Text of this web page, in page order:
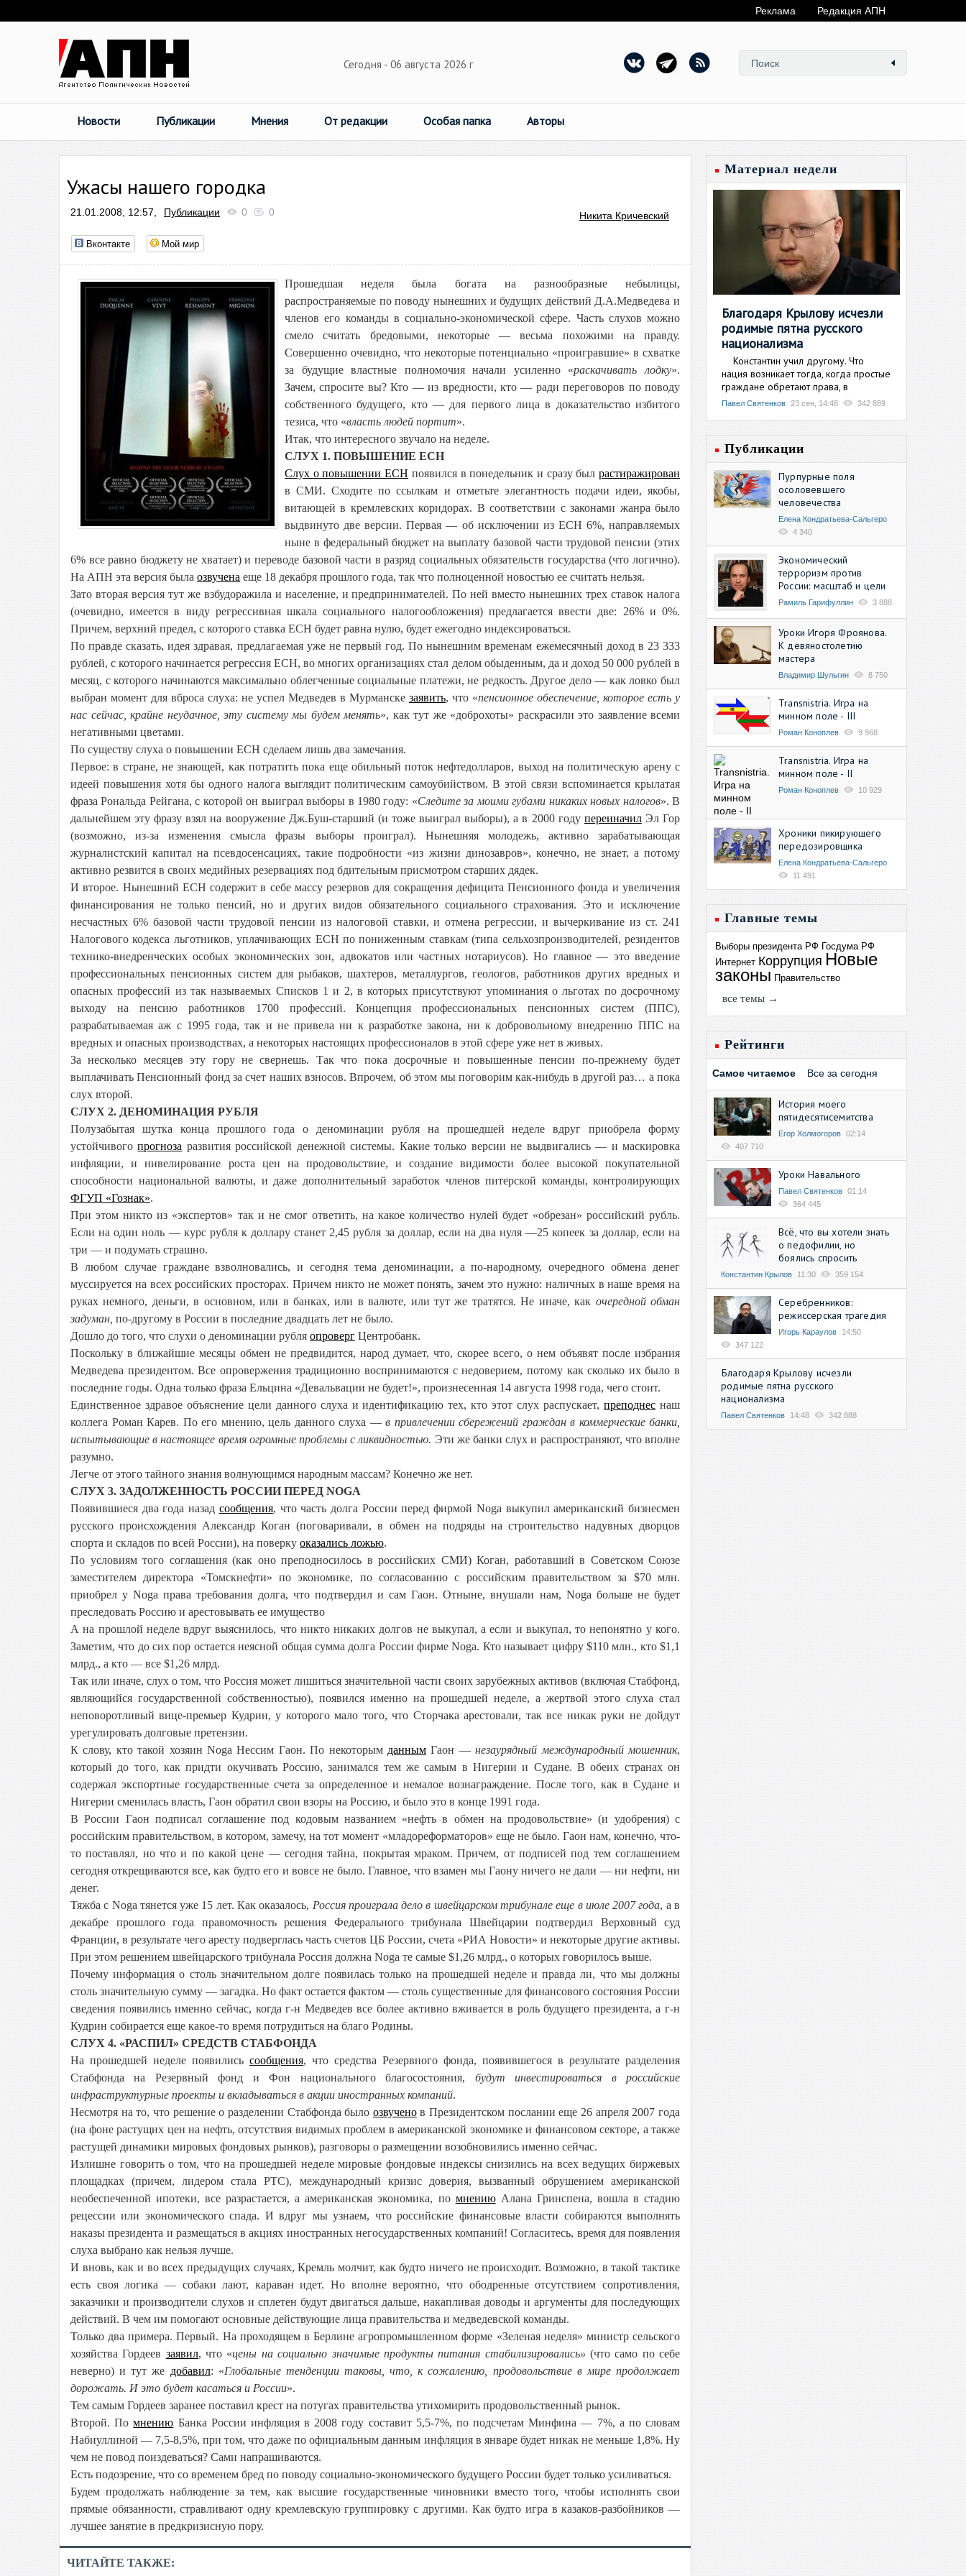
Реклама Редакция АПН
Сегодня - 06 августа 2026 г
Новости Публикации Мнения От редакции Особая папка Авторы
Ужасы нашего городка
21.01.2008, 12:57, Публикации 0 0 Никита Кричевский
Вконтакте Мой мир
Прошедшая неделя была богата на разнообразные небылицы,
распространяемые по поводу нынешних и будущих действий Д.А.Медведева и
членов его команды в социально-экономической сфере. Часть слухов можно
смело считать бредовыми, некоторые — весьма похожими на правду.
Совершенно очевидно, что некоторые потенциально «проигравшие» в схватке
за будущие властные полномочия начали усиленно «раскачивать лодку».
Зачем, спросите вы? Кто — из вредности, кто — ради переговоров по поводу
собственного будущего, кто — для первого лица в доказательство избитого
тезиса, что «власть людей портит».
Итак, что интересного звучало на неделе.
СЛУХ 1. ПОВЫШЕНИЕ ЕСН
Слух о повышении ЕСН появился в понедельник и сразу былрастиражирован
в СМИ. Сходите по ссылкам и отметьте элегантность подачи идеи, якобы,
витающей в кремлевских коридорах. В соответствии с законами жанра было
выдвинуто две версии. Первая — об исключении из ЕСН 6%, направляемых
ныне в федеральный бюджет на выплату базовой части трудовой пенсии (этих
6% все равно бюджету не хватает) и переводе базовой части в разряд социальных обязательств государства (что логично).
На АПН эта версия была озвучена еще 18 декабря прошлого года, так что полноценной новостью ее считать нельзя.
Зато вторая версия тут же взбудоражила и население, и предпринимателей. По ней вместо нынешних трех ставок налога
(очевидно, имеется в виду регрессивная шкала социального налогообложения) предлагается ввести две: 26% и 0%.
Причем, верхний предел, с которого ставка ЕСН будет равна нулю, будет ежегодно индексироваться.
По правде сказать, идея здравая, предлагаемая уже не первый год. По нынешним временам ежемесячный доход в 23 333
рублей, с которого начинается регрессия ЕСН, во многих организациях стал делом обыденным, да и доход 50 000 рублей в
месяц, с которого начинаются максимально облегченные социальные платежи, не редкость. Другое дело — как ловко был
выбран момент для вброса слуха: не успел Медведев в Мурманске заявить, что «пенсионное обеспечение, которое есть у
нас сейчас, крайне неудачное, эту систему мы будем менять», как тут же «доброхоты» раскрасили это заявление всеми
негативными цветами.
По существу слуха о повышении ЕСН сделаем лишь два замечания.
Первое: в стране, не знающей, как потратить пока еще обильный поток нефтедолларов, выход на политическую арену с
идеей повышения хотя бы одного налога выглядит политическим самоубийством. В этой связи вспоминается крылатая
фраза Рональда Рейгана, с которой он выиграл выборы в 1980 году: «Следите за моими губами никаких новых налогов». В
дальнейшем эту фразу взял на вооружение Дж.Буш-старший (и тоже выиграл выборы), а в 2000 году переиначилЭл Гор
(возможно, из-за изменения смысла фразы выборы проиграл). Нынешняя молодежь, активно зарабатывающая
журналистский капитал на псевдосенсациях, такие подробности «из жизни динозавров», конечно, не знает, а потому
активно резвится в своих медийных резервациях под бдительным присмотром старших дядек.
И второе. Нынешний ЕСН содержит в себе массу резервов для сокращения дефицита Пенсионного фонда и увеличения
финансирования не только пенсий, но и других видов обязательного социального страхования. Это и исключение
несчастных 6% базовой части трудовой пенсии из налоговой ставки, и отмена регрессии, и вычеркивание из ст. 241
Налогового кодекса льготников, уплачивающих ЕСН по пониженным ставкам (типа сельхозпроизводителей, резидентов
технико-внедренческих особых экономических зон, адвокатов или частных нотариусов). Но главное — это введение
профессиональных пенсионных систем для рыбаков, шахтеров, металлургов, геологов, работников других вредных и
опасных профессий из так называемых Списков 1 и 2, в которых присутствуют упоминания о льготах по досрочному
выходу на пенсию работников 1700 профессий. Концепция профессиональных пенсионных систем (ППС),
разрабатываемая аж с 1995 года, так и не привела ни к разработке закона, ни к добровольному внедрению ППС на
вредных и опасных производствах, а некоторых настоящих профессионалов в этой сфере уже нет в живых.
За несколько месяцев эту гору не свернешь. Так что пока досрочные и повышенные пенсии по-прежнему будет
выплачивать Пенсионный фонд за счет наших взносов. Впрочем, об этом мы поговорим как-нибудь в другой раз… а пока
слух второй.
СЛУХ 2. ДЕНОМИНАЦИЯ РУБЛЯ
Полузабытая шутка конца прошлого года о деноминации рубля на прошедшей неделе вдруг приобрела форму
устойчивогопрогноза развития российской денежной системы. Какие только версии не выдвигались — и маскировка
инфляции, и нивелирование роста цен на продовольствие, и создание видимости более высокой покупательной
способности национальной валюты, и даже дополнительный заработок членов питерской команды, контролирующих
ФГУП «Гознак».
При этом никто из «экспертов» так и не смог ответить, на какое количество нулей будет «обрезан» российский рубль.
Если на один ноль — курс рубля к доллару станет 2,45 рубля за доллар, если на два нуля —25 копеек за доллар, если на
три — и подумать страшно.
В любом случае граждане взволновались, и сегодня тема деноминации, а по-народному, очередного обмена денег
муссируется на всех российских просторах. Причем никто не может понять, зачем это нужно: наличных в наше время на
руках немного, деньги, в основном, или в банках, или в валюте, или тут же тратятся. Не иначе, как очередной обман
задуман, по-другому в России в последние двадцать лет не было.
Дошло до того, что слухи о деноминации рубля опроверг Центробанк.
Поскольку в ближайшие месяцы обмен не предвидится, народ думает, что, скорее всего, о нем объявят после избрания
Медведева президентом. Все опровержения традиционно воспринимаются с недоверием, потому как сколько их было в
последние годы. Одна только фраза Ельцина «Девальвации не будет!», произнесенная 14 августа 1998 года, чего стоит.
Единственное здравое объяснение цели данного слуха и идентификацию тех, кто этот слух распускает,преподнес наш
коллега Роман Карев. По его мнению, цель данного слуха — в привлечении сбережений граждан в коммерческие банки,
испытывающие в настоящее время огромные проблемы с ликвидностью. Эти же банки слух и распространяют, что вполне
разумно.
Легче от этого тайного знания волнующимся народным массам? Конечно же нет.
СЛУХ 3. ЗАДОЛЖЕННОСТЬ РОССИИ ПЕРЕД NOGA
Появившиеся два года назад сообщения, что часть долга России перед фирмой Noga выкупил американский бизнесмен
русского происхождения Александр Коган (поговаривали, в обмен на подряды на строительство надувных дворцов
спорта и складов по всей России), на поверку оказались ложью.
По условиям того соглашения (как оно преподносилось в российских СМИ) Коган, работавший в Советском Союзе
заместителем директора «Томскнефти» по экономике, по согласованию с российским правительством за $70 млн.
приобрел у Noga права требования долга, что подтвердил и сам Гаон. Отныне, внушали нам, Noga больше не будет
преследовать Россию и арестовывать ее имущество
А на прошлой неделе вдруг выяснилось, что никто никаких долгов не выкупал, а если и выкупал, то непонятно у кого.
Заметим, что до сих пор остается неясной общая сумма долга России фирме Noga. Кто называет цифру $110 млн., кто $1,1
млрд., а кто — все $1,26 млрд.
Так или иначе, слух о том, что Россия может лишиться значительной части своих зарубежных активов (включая Стабфонд,
являющийся государственной собственностью), появился именно на прошедшей неделе, а жертвой этого слуха стал
неповоротливый вице-премьер Кудрин, у которого мало того, что Сторчака арестовали, так все никак руки не дойдут
урегулировать долговые претензии.
К слову, кто такой хозяин Noga Нессим Гаон. По некоторым данным Гаон —незаурядный международный мошенник,
который до того, как придти окучивать Россию, занимался тем же самым в Нигерии и Судане. В обеих странах он
содержал экспортные государственные счета за определенное и немалое вознаграждение. После того, как в Судане и
Нигерии сменилась власть, Гаон обратил свои взоры на Россию, и было это в конце 1991 года.
В России Гаон подписал соглашение под кодовым названием «нефть в обмен на продовольствие» (и удобрения) с
российским правительством, в котором, замечу, на тот момент «младореформаторов» еще не было. Гаон нам, конечно, что-
то поставлял, но что и по какой цене — сегодня тайна, покрытая мраком. Причем, от подписей под тем соглашением
сегодня открещиваются все, как будто его и вовсе не было. Главное, что взамен мы Гаону ничего не дали — ни нефти, ни
денег.
Тяжба с Noga тянется уже 15 лет. Как оказалось, Россия проиграла дело в швейцарском трибунале еще в июле 2007 года, а в
декабре прошлого года правомочность решения Федерального трибунала Швейцарии подтвердил Верховный суд
Франции, в результате чего аресту подверглась часть счетов ЦБ России, счета «РИА Новости» и некоторые другие активы.
При этом решением швейцарского трибунала Россия должна Noga те самые $1,26 млрд., о которых говорилось выше.
Почему информация о столь значительном долге появилась только на прошедшей неделе и правда ли, что мы должны
столь значительную сумму — загадка. Но факт остается фактом — столь существенные для финансового состояния России
сведения появились именно сейчас, когда г-н Медведев все более активно вживается в роль будущего президента, а г-н
Кудрин собирается еще какое-то время потрудиться на благо Родины.
СЛУХ 4. «РАСПИЛ» СРЕДСТВ СТАБФОНДА
На прошедшей неделе появились сообщения, что средства Резервного фонда, появившегося в результате разделения
Стабфонда на Резервный фонд и Фон национального благосостояния, будут инвестироваться в российские
инфраструктурные проекты и вкладываться в акции иностранных компаний.
Несмотря на то, что решение о разделении Стабфонда было озвученов Президентском послании еще 26 апреля 2007 года
(на фоне растущих цен на нефть, отсутствия видимых проблем в американской экономике и финансовом секторе, а также
растущей динамики мировых фондовых рынков), разговоры о размещении возобновились именно сейчас.
Излишне говорить о том, что на прошедшей неделе мировые фондовые индексы снизились на всех ведущих биржевых
площадках (причем, лидером стала РТС), международный кризис доверия, вызванный обрушением американской
необеспеченной ипотеки, все разрастается, а американская экономика, по мнениюАлана Гринспена, вошла в стадию
рецессии или экономического спада. И вдруг мы узнаем, что российские финансовые власти собираются выполнять
наказы президента и размещаться в акциях иностранных негосударственных компаний! Согласитесь, время для появления
слуха выбрано как нельзя лучше.
И вновь, как и во всех предыдущих случаях, Кремль молчит, как будто ничего не происходит. Возможно, в такой тактике
есть своя логика — собаки лают, караван идет. Но вполне вероятно, что ободренные отсутствием сопротивления,
заказчики и производители слухов и сплетен будут двигаться дальше, накапливая доводы и аргументы для последующих
действий. В чем им помогают основные действующие лица правительства и медведевской команды.
Только два примера. Первый. На проходящем в Берлине агропромышленном форме «Зеленая неделя» министр сельского
хозяйства Гордеев заявил, что «цены на социально значимые продукты питания стабилизировались» (что само по себе
неверно) и тут же добавил: «Глобальные тенденции таковы, что, к сожалению, продовольствие в мире продолжает
дорожать. И это будет касаться и России».
Тем самым Гордеев заранее поставил крест на потугах правительства утихомирить продовольственный рынок.
Второй. Помнению Банка России инфляция в 2008 году составит 5,5-7%, по подсчетам Минфина — 7%, а по словам
Набиуллиной — 7,5-8,5%, при том, что даже по официальным данным инфляция в январе будет никак не меньше 1,8%. Ну
чем не повод поиздеваться? Сами напрашиваются.
Есть подозрение, что со временем бред по поводу социально-экономического будущего России будет только усиливаться.
Будем продолжать наблюдение за тем, как высшие государственные чиновники вместо того, чтобы исполнять свои
прямые обязанности, стравливают одну кремлевскую группировку с другими. Как будто игра в казаков-разбойников —
лучшее занятие в предкризисную пору.
ЧИТАЙТЕ ТАКЖЕ:
Материал недели
Благодаря Крылову исчезли
родимые пятна русского
национализма
Константин учил другому. Что
нация возникает тогда, когда простые
граждане обретают права, в
Павел Святенков 23 сен, 14:48 342 889
Публикации
Пурпурные поля
осоловевшего
человечества
Елена Кондратьева-Сальгеро
4 340
Экономический
терроризм против
России: масштаб и цели
Рамиль Гарифуллин 3 888
Уроки Игоря Фроянова.
К девяностолетию
мастера
Владимир Шульгин 8 750
Transnistria. Игра на
минном поле - III
Роман Коноплев 9 968
Transnistria. Игра на
минном поле - II
Роман Коноплев 10 929
Хроники пикирующего
передозировщика
Елена Кондратьева-Сальгеро
11 491
Главные темы
Выборы президента РФ Госдума РФ
Интернет Коррупция Новые
законы Правительство
все темы →
Рейтинги
Самое читаемое Все за сегодня
История моего
пятидесятисемитства
Егор Холмогоров 02:14
407 710
Уроки Навального
Павел Святенков 01:14
364 445
Всё, что вы хотели знать
о педофилии, но
боялись спросить
Константин Крылов 11:30 359 154
Серебренников:
режиссерская трагедия
Игорь Караулов
14:50
347 122
Благодаря Крылову исчезли
родимые пятна русского
национализма
Павел Святенков 14:48 342 888